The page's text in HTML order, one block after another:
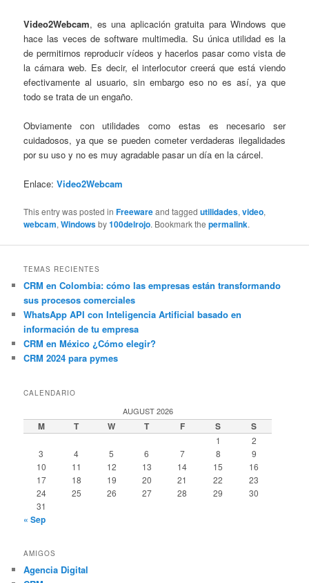
Video2Webcam, es una aplicación gratuita para Windows que
hace las veces de software multimedia. Su única utilidad es la
de permitirnos reproducir vídeos y hacerlos pasar como vista de
la cámara web. Es decir, el interlocutor creerá que está viendo
efectivamente al usuario, sin embargo eso no es así, ya que
todo se trata de un engaño.
Obviamente con utilidades como estas es necesario ser
cuidadosos, ya que se pueden cometer verdaderas ilegalidades
por su uso y no es muy agradable pasar un día en la cárcel.
Enlace:Video2Webcam
This entry was posted inFreewareand taggedutilidades,video,
webcam,Windowsby100delrojo. Bookmark thepermalink.
TEMAS RECIENTES
CRM en Colombia: cómo las empresas están transformando
sus procesos comerciales
WhatsApp API con Inteligencia Artificial basado en
información de tu empresa
CRM en México ¿Cómo elegir?
CRM 2024 para pymes
CALENDARIO
AUGUST 2026
M T W T F S S
1
2
3
4 5 6 7 8
9
10
11 12 13 14 15
16
17
18 19 20 21 22
23
24
25 26 27 28 29
30
31
« Sep
AMIGOS
Agencia Digital